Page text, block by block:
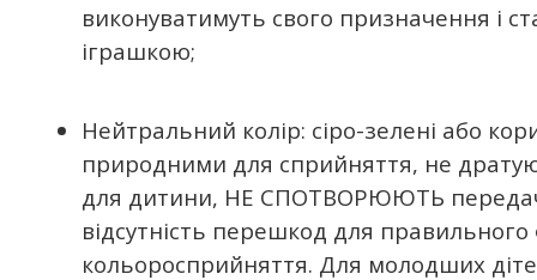
виконуватимуть свого призначення і
іграшкою;
Нейтральний колір: сіро-зелені або
природними для сприйняття, не
для дитини, НЕ СПОТВОРЮЮТЬ
відсутність перешкод для
кольоросприйняття. Для молодших